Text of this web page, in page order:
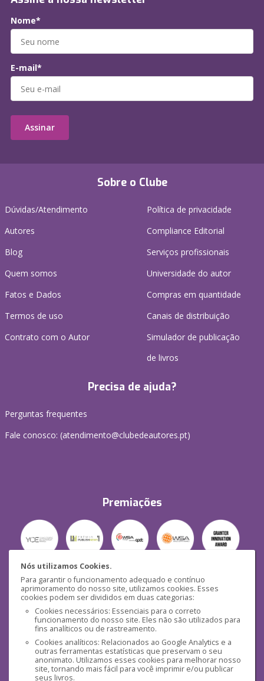
Nós utilizamos Cookies.
Para garantir o funcionamento adequado e contínuo
aprimoramento do nosso site, utilizamos cookies. Esses
cookies podem ser divididos em duas categorias:
Cookies necessários: Essenciais para o correto
funcionamento do nosso site. Eles não são utilizados para
fins analíticos ou de rastreamento.
Cookies analíticos: Relacionados ao Google Analytics e a
outras ferramentas estatísticas que preservam o seu
anonimato. Utilizamos esses cookies para melhorar nosso
site, tornando mais fácil para você imprimir e/ou publicar
seus livros.
Sobre o Clube
Dúvidas/Atendimento
Autores
Blog
Quem somos
Fatos e Dados
Termos de uso
Contrato com o Autor
Política de privacidade
Compliance Editorial
Serviços profissionais
Universidade do autor
Compras em quantidade
Canais de distribuição
Simulador de publicação
de livros
Precisa de ajuda?
Perguntas frequentes
Fale conosco: (atendimento@clubedeautores.pt)
Premiações
Segurança
Mídias Sociais
Nome*
E-mail*
Assinar